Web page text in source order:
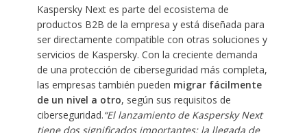
Kaspersky Next es parte del ecosistema de
productos B2B de la empresa y está diseñada para
ser directamente compatible con otras soluciones y
servicios de Kaspersky. Con la creciente demanda
de una protección de ciberseguridad más completa,
las empresas también pueden migrar fácilmente
de un nivel a otro, según sus requisitos de
ciberseguridad.“El lanzamiento de Kaspersky Next
tiene dos significados importantes: la llegada de